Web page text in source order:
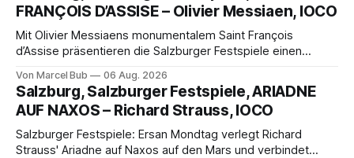
FRANÇOIS D’ASSISE – Olivier Messiaen, IOCO
Mit Olivier Messiaens monumentalem Saint François
d’Assise präsentieren die Salzburger Festspiele einen
eine bildgewaltige Inszenierung, Maxime Pascal entfaltet
die komplexe Partitur eindrucksvoll, Philippe Sly berührt als
Franziskus.
Von Marcel Bub 06 Aug. 2026
Salzburg, Salzburger Festspiele, ARIADNE
AUF NAXOS – Richard Strauss, IOCO
Salzburger Festspiele: Ersan Mondtag verlegt Richard
Strauss' Ariadne auf Naxos auf den Mars und verbindet